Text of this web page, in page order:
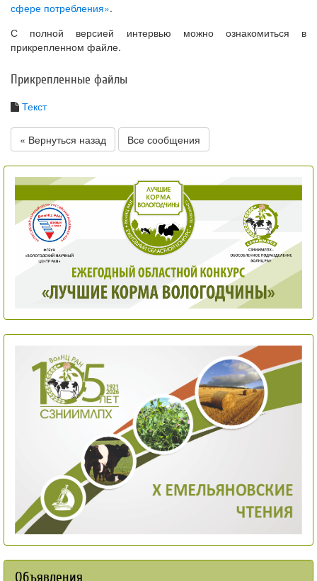
сфере потребления».
С полной версией интервью можно ознакомиться в
прикрепленном файле.
Прикрепленные файлы
Текст
« Вернуться назад Все сообщения
Объявления